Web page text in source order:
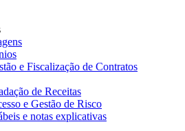
e Fiscalização de Contratos
de Receitas
e Gestão de Risco
e notas explicativas